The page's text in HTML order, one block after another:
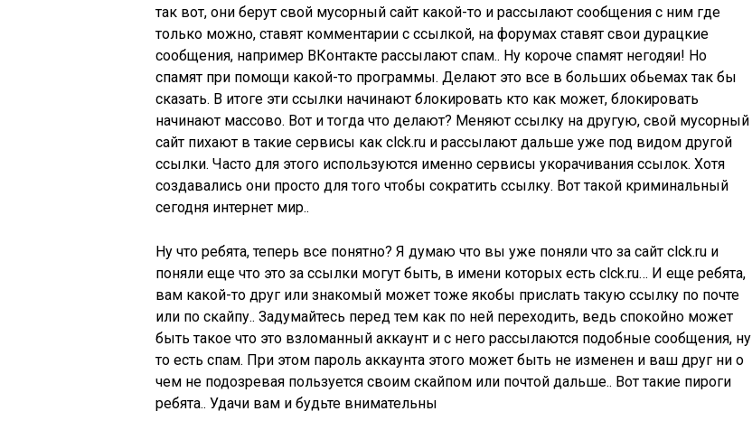
так вот, они берут свой мусорный сайт какой-то и рассылают сообщения с ним где
только можно, ставят комментарии с ссылкой, на форумах ставят свои дурацкие
сообщения, например ВКонтакте рассылают спам.. Ну короче спамят негодяи! Но
спамят при помощи какой-то программы. Делают это все в больших обьемах так бы
сказать. В итоге эти ссылки начинают блокировать кто как может, блокировать
начинают массово. Вот и тогда что делают? Меняют ссылку на другую, свой мусорный
сайт пихают в такие сервисы как clck.ru и рассылают дальше уже под видом другой
ссылки. Часто для этого используются именно сервисы укорачивания ссылок. Хотя
создавались они просто для того чтобы сократить ссылку. Вот такой криминальный
сегодня интернет мир..
Ну что ребята, теперь все понятно? Я думаю что вы уже поняли что за сайт clck.ru и
поняли еще что это за ссылки могут быть, в имени которых есть clck.ru… И еще ребята,
вам какой-то друг или знакомый может тоже якобы прислать такую ссылку по почте
или по скайпу.. Задумайтесь перед тем как по ней переходить, ведь спокойно может
быть такое что это взломанный аккаунт и с него рассылаются подобные сообщения, ну
то есть спам. При этом пароль аккаунта этого может быть не изменен и ваш друг ни о
чем не подозревая пользуется своим скайпом или почтой дальше.. Вот такие пироги
ребята.. Удачи вам и будьте внимательны